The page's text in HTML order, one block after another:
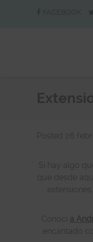
Posted 26
Si hay algo
que desde
Conocí a
encantado